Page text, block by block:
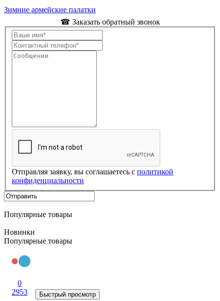
Зимние армейские палатки
☎ Заказать обратный звонок
Отправляя заявку, вы соглашаетесь с политикой
конфиденциальности
Популярные товары
Новинки
Популярные товары
0
2953
Быстрый просмотр